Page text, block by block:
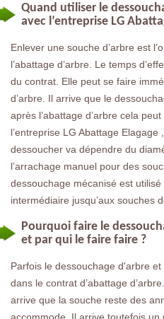
Quand utiliser le
avec l’entreprise LG
Enlever une souche d’arbre est
l’abattage d’arbre. Le temps
du contrat. Elle peut se faire
d’arbre. Il arrive que le
après l’abattage d’arbre cela
l’entreprise LG Abattage
dessoucher va dépendre du
l’arrachage manuel pour des
dessouchage mécanisé est
intermédiaire jusqu’aux souches
Pourquoi faire le
et par qui le faire faire ?
Parfois le dessouchage d'arbre
dans le contrat d’abattage
arrive que la souche reste des
accommode. Il arrive toutefois un